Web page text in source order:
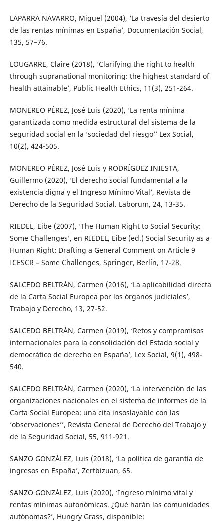
LAPARRA NAVARRO, Miguel (2004), ‘La travesía del desierto
de las rentas mínimas en España’, Documentación Social,
135, 57–76.
LOUGARRE, Claire (2018), ‘Clarifying the right to health
through supranational monitoring: the highest standard of
health attainable’, Public Health Ethics, 11(3), 251-264.
MONEREO PÉREZ, José Luis (2020), ‘La renta mínima
garantizada como medida estructural del sistema de la
seguridad social en la ‘sociedad del riesgo’’ Lex Social,
10(2), 424-505.
MONEREO PÉREZ, José Luis y RODRÍGUEZ INIESTA,
Guillermo (2020), ‘El derecho social fundamental a la
existencia digna y el Ingreso Mínimo Vital’, Revista de
Derecho de la Seguridad Social. Laborum, 24, 13-35.
RIEDEL, Eibe (2007), ‘The Human Right to Social Security:
Some Challenges’, en RIEDEL, Eibe (ed.) Social Security as a
Human Right: Drafting a General Comment on Article 9
ICESCR – Some Challenges, Springer, Berlín, 17-28.
SALCEDO BELTRÁN, Carmen (2016), ‘La aplicabilidad directa
de la Carta Social Europea por los órganos judiciales’,
Trabajo y Derecho, 13, 27-52.
SALCEDO BELTRÁN, Carmen (2019), ‘Retos y compromisos
internacionales para la consolidación del Estado social y
democrático de derecho en España’, Lex Social, 9(1), 498-
540.
SALCEDO BELTRÁN, Carmen (2020), ‘La intervención de las
organizaciones nacionales en el sistema de informes de la
Carta Social Europea: una cita insoslayable con las
‘observaciones’’, Revista General de Derecho del Trabajo y
de la Seguridad Social, 55, 911-921.
SANZO GONZÁLEZ, Luis (2018), ‘La política de garantía de
ingresos en España’, Zertbizuan, 65.
SANZO GONZÁLEZ, Luis (2020), ‘Ingreso mínimo vital y
rentas mínimas autonómicas. ¿Qué harán las comunidades
autónomas?’, Hungry Grass, disponible: